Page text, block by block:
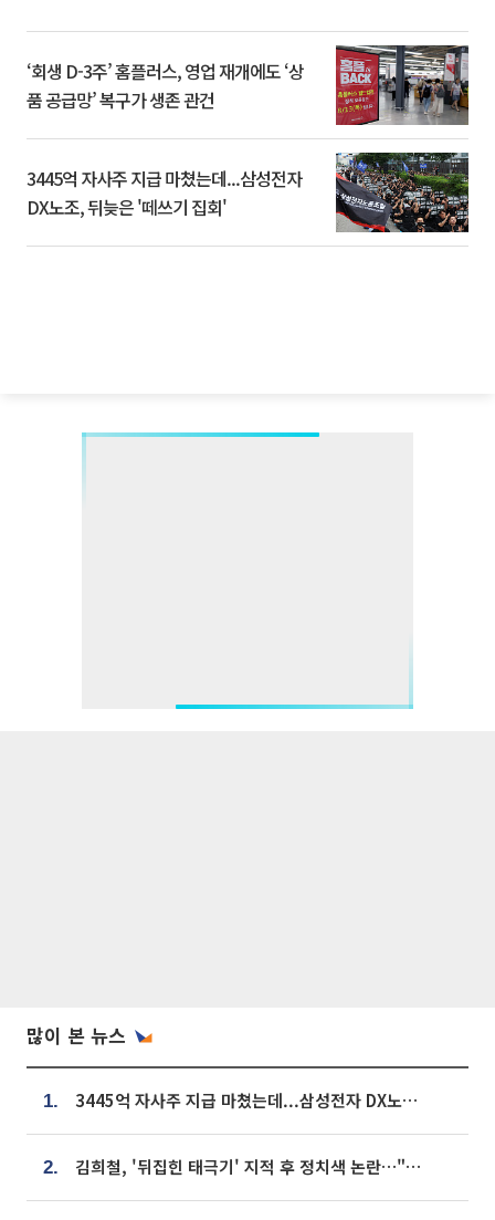
‘회생 D-3주’ 홈플러스, 영업 재개에도 ‘상
품 공급망’ 복구가 생존 관건
3445억 자사주 지급 마쳤는데...삼성전자
DX노조, 뒤늦은 '떼쓰기 집회'
많이 본 뉴스
1. 3445억 자사주 지급 마쳤는데...삼성전자 DX노조, 뒤늦은 '떼쓰기 집회'
2. 김희철, '뒤집힌 태극기' 지적 후 정치색 논란…"좌우 떠나 우리나라 국기"